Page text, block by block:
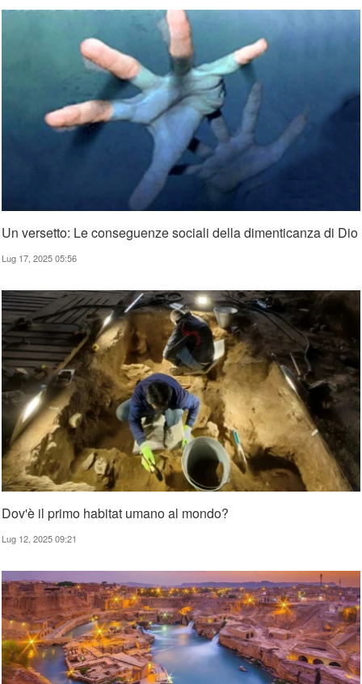
Un versetto: Le conseguenze sociali della dimenticanza di Dio
Lug 17, 2025 05:56
Dov'è il primo habitat umano al mondo?
Lug 12, 2025 09:21